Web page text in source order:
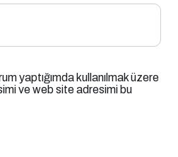
yaptığımda kullanılmak üzere
ve web site adresimi bu